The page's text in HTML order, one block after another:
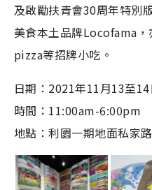
及啟勵扶青會30周年特別
美食本土品牌Locofama，
pizza等招牌小吃。
日期： 2021年11月13至14
時間：11:00am-6:00pm
地點：利園一期地面私家路